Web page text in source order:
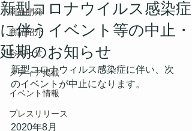
商品開発
商品紹介
お知らせ
メディア掲載
イベント情報
プレスリリース
新型コロナウイルス感染症
に伴うイベント等の中止・
延期のお知らせ
新型コロナウィルス感染症に伴い、次
のイベントが中止になります。
2020年8月